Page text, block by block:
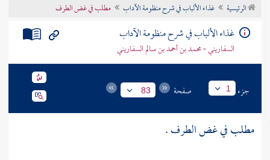
تراجم الأعلام
الرئيسية غذاء الألباب في شرح منظومة الآداب مطلب في غض الطرف
غذاء الألباب في شرح منظومة الآداب
السفاريني - محمد بن أحمد بن سالم السفاريني
جزء 1 صفحة 83
مطلب في غض الطرف .